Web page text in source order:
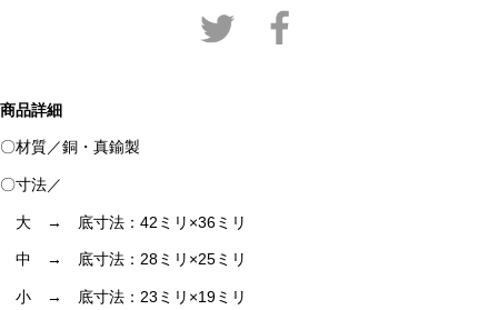
商品詳細
〇材質／銅・真鍮製
〇寸法／
大 → 底寸法：42ミリ×36ミリ
中 → 底寸法：28ミリ×25ミリ
小 → 底寸法：23ミリ×19ミリ